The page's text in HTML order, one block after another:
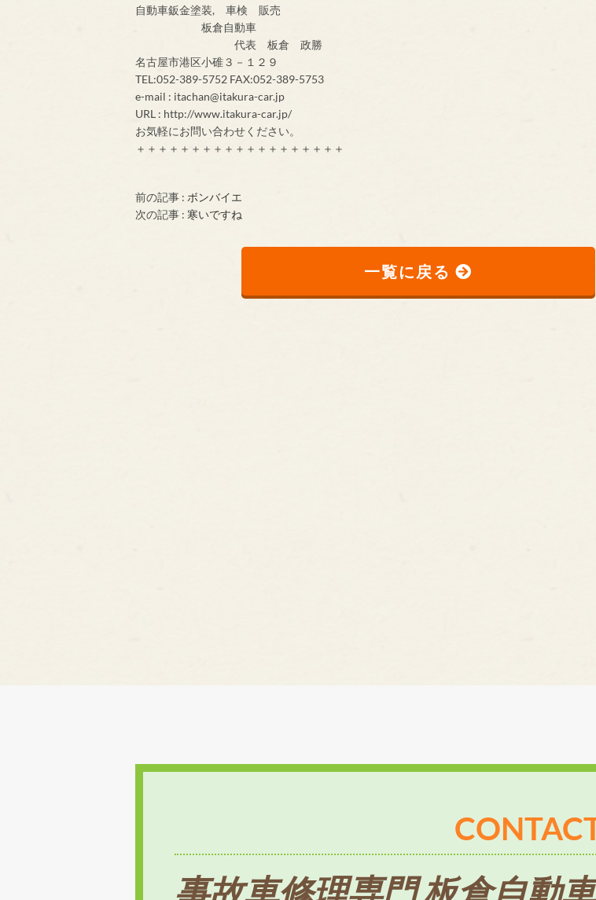
自動車鈑金塗装, 車検 販売
板倉自動車
代表 板倉 政勝
名古屋市港区小碓３－１２９
TEL:052-389-5752 FAX:052-389-5753
e-mail : itachan@itakura-car.jp
URL : http://www.itakura-car.jp/
お気軽にお問い合わせください。
＋＋＋＋＋＋＋＋＋＋＋＋＋＋＋＋＋＋＋
前の記事 : ボンバイエ
次の記事 : 寒いですね
一覧に戻る
事故車修理専門 板倉自動車